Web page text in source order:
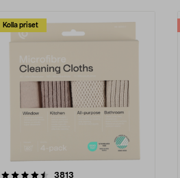
Kolla priset
3813
4.0av 5 stjärnor